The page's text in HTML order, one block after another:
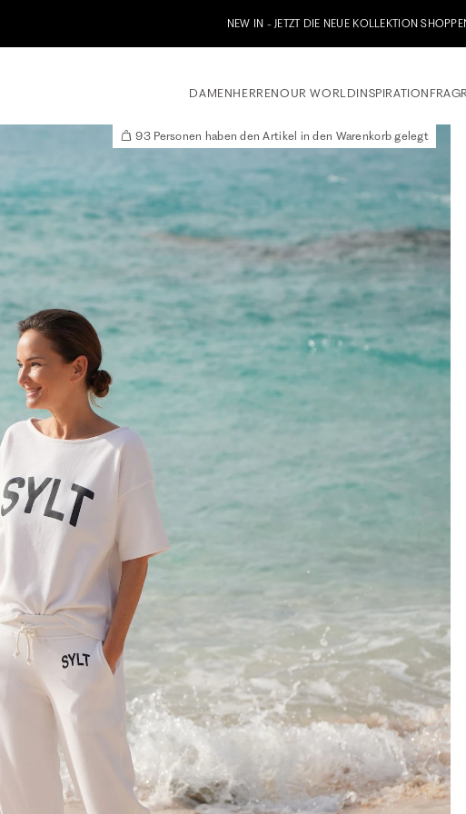
Jetzt zu unserem
DAMENHERRENOUR WORLDINSPIRATION
93 Personen haben den Artikel in den Warenkorb gelegt